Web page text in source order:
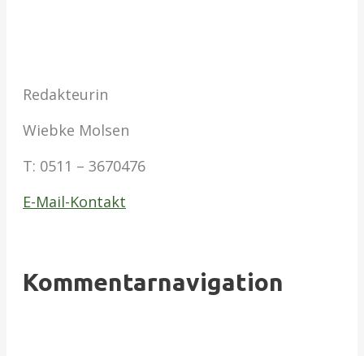
Redakteurin
Wiebke Molsen
T: 0511 – 3670476
E-Mail-Kontakt
Kommentarnavigation